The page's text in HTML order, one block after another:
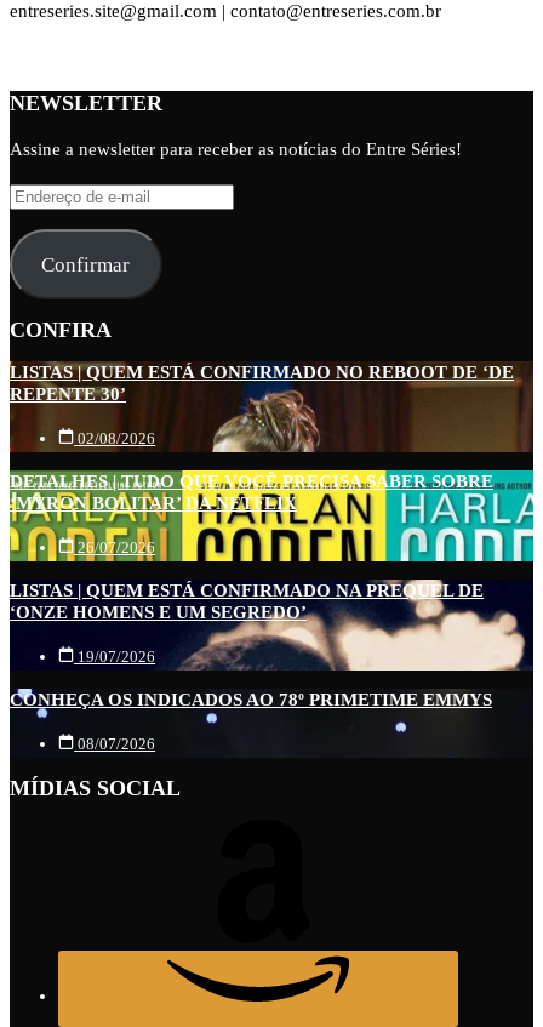
entreseries.site@gmail.com | contato@entreseries.com.br
NEWSLETTER
Assine a newsletter para receber as notícias do Entre Séries!
Endereço
e-
mail
Confirmar
CONFIRA
LISTAS | QUEM ESTÁ CONFIRMADO NO REBOOT DE ‘DE
REPENTE 30’
02/08/2026
DETALHES | TUDO QUE VOCÊ PRECISA SABER SOBRE
‘MYRON BOLITAR’ DA NETFLIX
26/07/2026
LISTAS | QUEM ESTÁ CONFIRMADO NA PREQUEL DE
‘ONZE HOMENS E UM SEGREDO’
19/07/2026
CONHEÇA OS INDICADOS AO 78º PRIMETIME EMMYS
08/07/2026
MÍDIAS SOCIAL